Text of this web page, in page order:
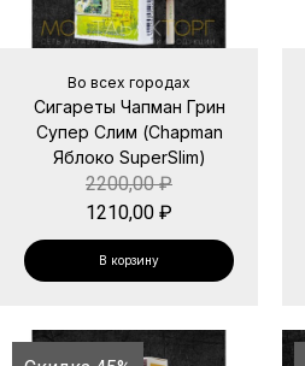
Во всех городах
Сигареты Чапман Грин
Супер Слим (Chapman
Яблоко SuperSlim)
2200,00₽
1210,00 ₽
В корзину